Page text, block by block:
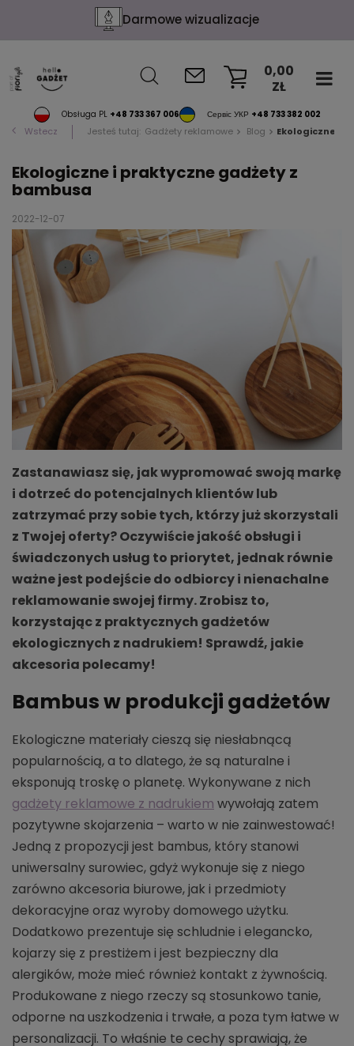
Darmowe wizualizacje
Obsługa PL +48 733 367 006 Сервіс УКР +48 733 382 002
0,00
ZŁ
Wstecz Jesteś tutaj: Gadżety reklamowe Blog Ekologiczne i
Ekologiczne i praktyczne gadżety z
bambusa
2022-12-07
Zastanawiasz się, jak wypromować swoją markę
i dotrzeć do potencjalnych klientów lub
zatrzymać przy sobie tych, którzy już skorzystali
z Twojej oferty? Oczywiście jakość obsługi i
świadczonych usług to priorytet, jednak równie
ważne jest podejście do odbiorcy i nienachalne
reklamowanie swojej firmy. Zrobisz to,
korzystając z praktycznych gadżetów
ekologicznych z nadrukiem! Sprawdź, jakie
akcesoria polecamy!
Bambus w produkcji gadżetów
Ekologiczne materiały cieszą się niesłabnącą
popularnością, a to dlatego, że są naturalne i
eksponują troskę o planetę. Wykonywane z nich
gadżety reklamowe z nadrukiem wywołają zatem
pozytywne skojarzenia – warto w nie zainwestować!
Jedną z propozycji jest bambus, który stanowi
uniwersalny surowiec, gdyż wykonuje się z niego
zarówno akcesoria biurowe, jak i przedmioty
dekoracyjne oraz wyroby domowego użytku.
Dodatkowo prezentuje się schludnie i elegancko,
kojarzy się z prestiżem i jest bezpieczny dla
alergików, może mieć również kontakt z żywnością.
Produkowane z niego rzeczy są stosunkowo tanie,
odporne na uszkodzenia i trwałe, a poza tym łatwe w
personalizacji. To właśnie te cechy sprawiają, że